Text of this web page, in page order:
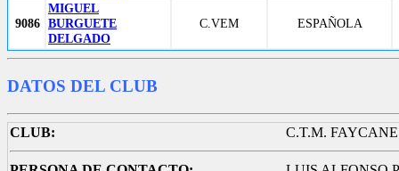
9086
MIGUEL
BURGUETE
DELGADO
C.VEM ESPAÑOLA
DATOS DEL CLUB
CLUB: C.T.M.